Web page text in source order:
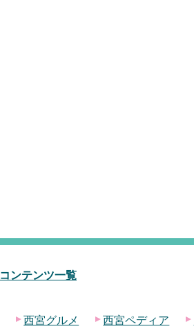
コンテンツ一覧
西宮グルメ 西宮ペディア